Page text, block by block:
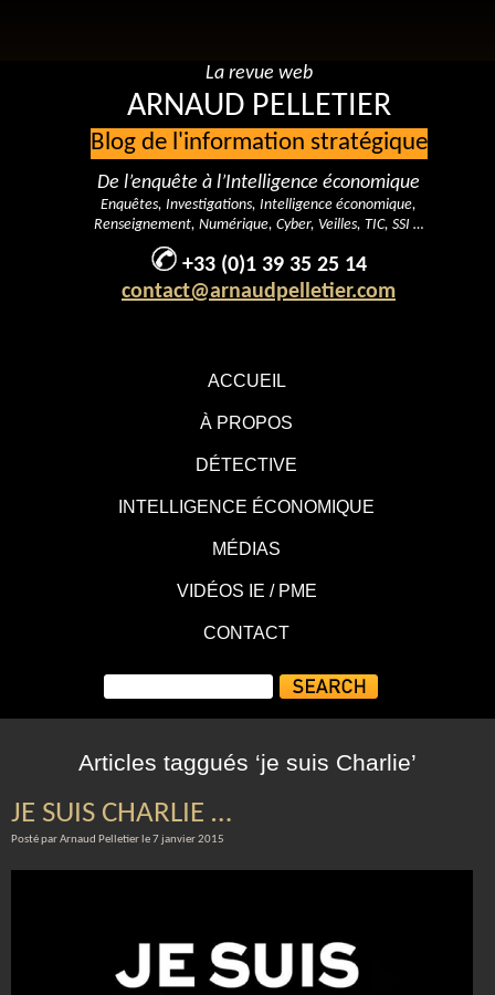
ACCUEIL
À PROPOS
DÉTECTIVE
INTELLIGENCE ÉCONOMIQUE
MÉDIAS
VIDÉOS IE / PME
CONTACT
La revue web
ARNAUD PELLETIER
Blog de l'information stratégique
De l’enquête à l’Intelligence économique
Enquêtes, Investigations, Intelligence économique,
Renseignement, Numérique, Cyber, Veilles, TIC, SSI …
+33 (0)1 39 35 25 14
contact@arnaudpelletier.com
Articles taggués ‘je suis Charlie’
JE SUIS CHARLIE …
Posté par Arnaud Pelletier le 7 janvier 2015